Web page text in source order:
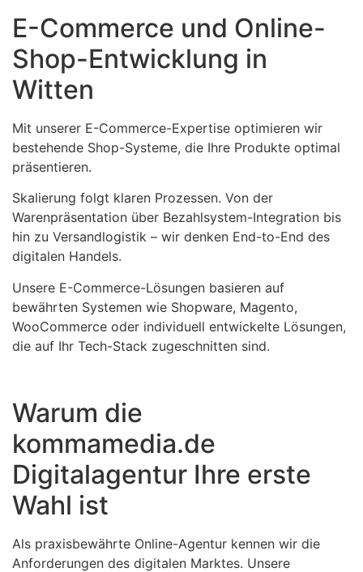
E-Commerce und Online-
Shop-Entwicklung in
Witten
Mit unserer E-Commerce-Expertise optimieren wir
bestehende Shop-Systeme, die Ihre Produkte optimal
präsentieren.
Skalierung folgt klaren Prozessen. Von der
Warenpräsentation über Bezahlsystem-Integration bis
hin zu Versandlogistik – wir denken End-to-End des
digitalen Handels.
Unsere E-Commerce-Lösungen basieren auf
bewährten Systemen wie Shopware, Magento,
WooCommerce oder individuell entwickelte Lösungen,
die auf Ihr Tech-Stack zugeschnitten sind.
Warum die
kommamedia.de
Digitalagentur Ihre erste
Wahl ist
Als praxisbewährte Online-Agentur kennen wir die
Anforderungen des digitalen Marktes. Unsere